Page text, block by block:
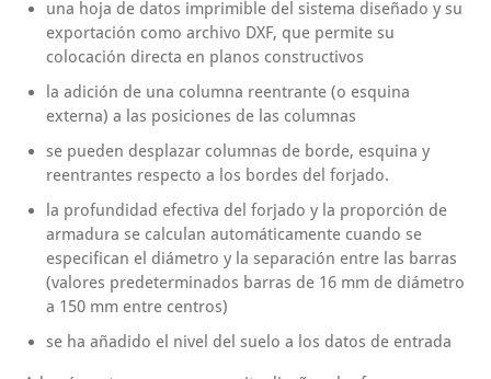
una hoja de datos imprimible del sistema diseñado y su
exportación como archivo DXF, que permite su
colocación directa en planos constructivos
la adición de una columna reentrante (o esquina
externa) a las posiciones de las columnas
se pueden desplazar columnas de borde, esquina y
reentrantes respecto a los bordes del forjado.
la profundidad efectiva del forjado y la proporción de
armadura se calculan automáticamente cuando se
especifican el diámetro y la separación entre las barras
(valores predeterminados barras de 16 mm de diámetro
a 150 mm entre centros)
se ha añadido el nivel del suelo a los datos de entrada